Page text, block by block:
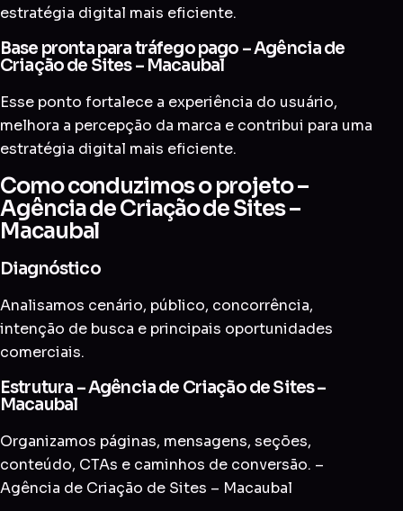
estratégia digital mais eficiente.
Base pronta para tráfego pago – Agência de
Criação de Sites – Macaubal
Esse ponto fortalece a experiência do usuário,
melhora a percepção da marca e contribui para uma
estratégia digital mais eficiente.
Como conduzimos o projeto –
Agência de Criação de Sites –
Macaubal
Diagnóstico
Analisamos cenário, público, concorrência,
intenção de busca e principais oportunidades
comerciais.
Estrutura – Agência de Criação de Sites –
Macaubal
Organizamos páginas, mensagens, seções,
conteúdo, CTAs e caminhos de conversão. –
Agência de Criação de Sites – Macaubal